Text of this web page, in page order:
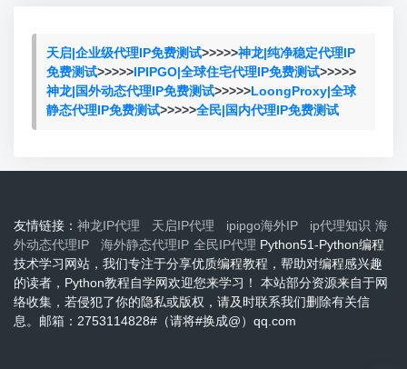
天启|企业级代理IP免费测试>>>>>神龙|纯净稳定代理IP
免费测试>>>>>IPIPGO|全球住宅代理IP免费测试>>>>>
神龙|国外动态代理IP免费测试>>>>>LoongProxy|全球
静态代理IP免费测试>>>>>全民|国内代理IP免费测试
友情链接： 神龙IP代理 天启IP代理 ipipgo海外IP ip代理知识 海
外动态代理IP
海外静态代理IP 全民IP代理 Python51-Python编程
技术学习网站，我们专注于分享优质编程教程，帮助对编程感兴趣
的读者，Python教程自学网欢迎您来学习！ 本站部分资源来自于网
络收集，若侵犯了你的隐私或版权，请及时联系我们删除有关信
息。邮箱：2753114828#（请将#换成@）qq.com